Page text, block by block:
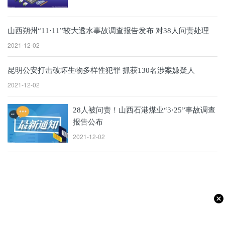
山西朔州“11·11”较大透水事故调查报告发布 对38人问责处理
2021-12-02
昆明公安打击破坏生物多样性犯罪 抓获130名涉案嫌疑人
2021-12-02
28人被问责！山西石港煤业“3·25”事故调查
报告公布
2021-12-02